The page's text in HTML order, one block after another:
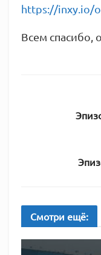
https://inxy.io/
Всем спасибо,
Смотри ещё: